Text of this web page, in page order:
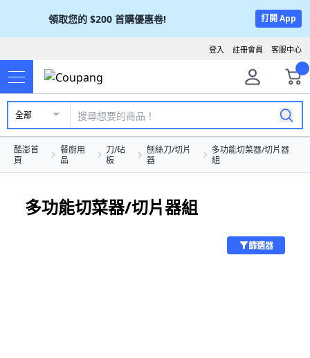
領取您的 $200 首購優惠卷! 打開 App
客服中心
註冊會員
登入
全部
酷澎首
頁
餐廚用
品
刀/砧
板
刨絲刀/切片
器
多功能切菜器/切片器
組
多功能切菜器/切片器組
篩選器